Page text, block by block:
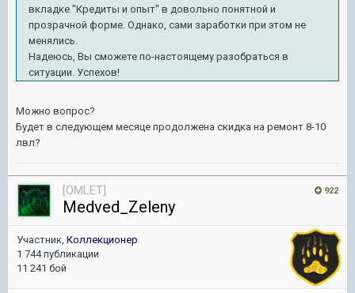
вкладке "Кредиты и опыт" в довольно понятной и
прозрачной форме. Однако, сами заработки при этом не
менялись.
Надеюсь, Вы сможете по-настоящему разобраться в
ситуации. Успехов!
Можно вопрос?
Будет в следующем месяце продолжена скидка на ремонт 8-10
лвл?
922
[OMLET]
Medved_Zeleny
Участник, Коллекционер
1 744 публикации
11 241 бой